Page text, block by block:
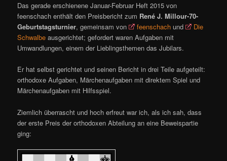
Das gerade erschienene Januar-Februar Heft 2015 von
feenschach enthält den Preisbericht zum René J. Millour-70-
Geburtstagsturnier, gemeinsam von feenschach und
Die
Schwalbe ausgerichtet; gefordert waren Aufgaben mit
Umwandlungen, einem der Lieblingsthemen das Jubilars.
Er hat selbst gerichtet und seinen Bericht in drei Teile aufgeteilt:
orthodoxe Aufgaben, Märchenaufgaben mit direktem Spiel und
Märchenaufgaben mit Hilfsspiel.
Ziemlich überrascht und hoch erfreut war ich, als ich sah, dass
der erste Preis der orthodoxen Abteilung an eine Beweispartie
ging: